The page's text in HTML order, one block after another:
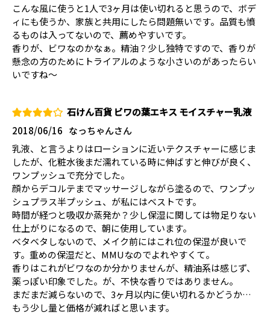
こんな風に使うと1人で3ヶ月は使い切れると思うので、ボデ
ィにも使うか、家族と共用にしたら問題無いです。品質も憤
るものは入ってないので、薦めやすいです。
香りが、ビワなのかなぁ。精油？少し独特ですので、香りが
懸念の方のためにトライアルのような小さいのがあったらい
いですね〜
石けん百貨 ビワの葉エキス モイスチャー乳液
なっちゃんさん
2018/06/16
乳液、と言うよりはローションに近いテクスチャーに感じま
したが、化粧水後まだ濡れている時に伸ばすと伸びが良く、
ワンプッシュで充分でした。
顔からデコルテまでマッサージしながら塗るので、ワンプッ
シュプラス半プッシュ、が私にはベストです。
時間が経つと吸収か蒸発か？少し保湿に関しては物足りない
仕上がりになるので、朝に使用しています。
ベタベタしないので、メイク前にはこれ位の保湿が良いで
す。重めの保湿だと、MMUなのでよれやすくて。
香りはこれがビワなのか分かりませんが、精油系は感じず、
薬っぽい印象でした。が、不快な香りではありません。
まだまだ減らないので、3ヶ月以内に使い切れるかどうか…
もう少し量と価格が減ればと思います。